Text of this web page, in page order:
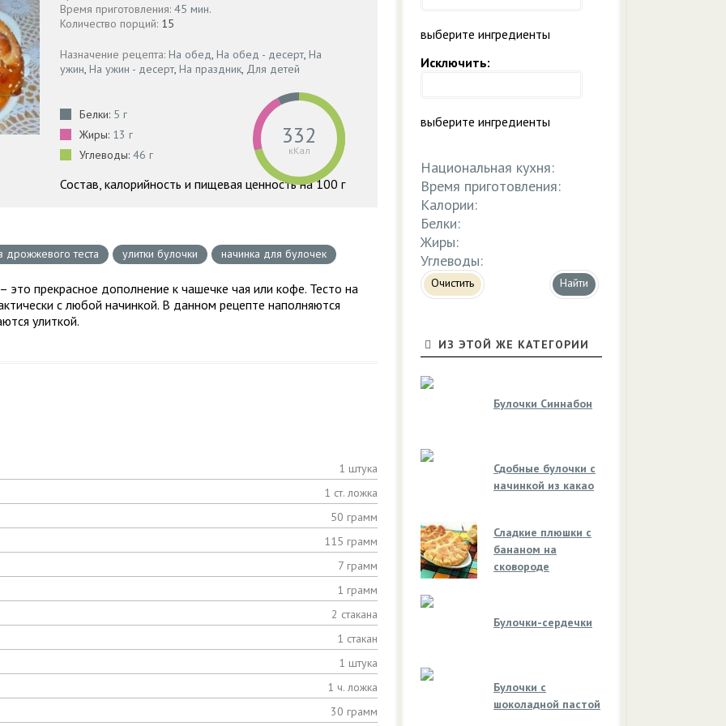
Время приготовления: 45 мин.
Количество порций: 15
Назначение рецепта: На обед, На обед - десерт, На
ужин, На ужин - десерт, На праздник, Для детей
Белки: 5 г
Жиры: 13 г
Углеводы: 46 г
332
кКал
Состав, калорийность и пищевая ценность на 100 г
дрожжевого теста улитки булочки начинка для булочек
это прекрасное дополнение к чашечке чая или кофе. Тесто на
с любой начинкой. В данном рецепте наполняются
улиткой.
1 штука
1 ст. ложка
50 грамм
115 грамм
7 грамм
1 грамм
2 стакана
1 стакан
1 штука
1 ч. ложка
30 грамм
выберите ингредиенты
Исключить:
выберите ингредиенты
Национальная кухня:
Время приготовления:
Калории:
Белки:
Жиры:
Углеводы:
Очистить
ИЗ ЭТОЙ ЖЕ КАТЕГОРИИ
Булочки Синнабон
Сдобные булочки с
начинкой из какао
Сладкие плюшки с
бананом на
сковороде
Булочки-сердечки
Булочки с
шоколадной пастой